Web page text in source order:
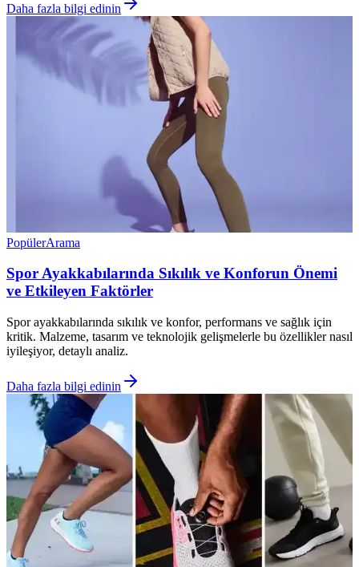
Daha fazla bilgi edinin
PopülerArama
Spor Ayakkabılarında Sıkılık ve Konforun Önemi
ve Etkileyen Faktörler
Spor ayakkabılarında sıkılık ve konfor, performans ve sağlık için
kritik. Malzeme, tasarım ve teknolojik gelişmelerle bu özellikler nasıl
iyileşiyor, detaylı analiz.
Daha fazla bilgi edinin